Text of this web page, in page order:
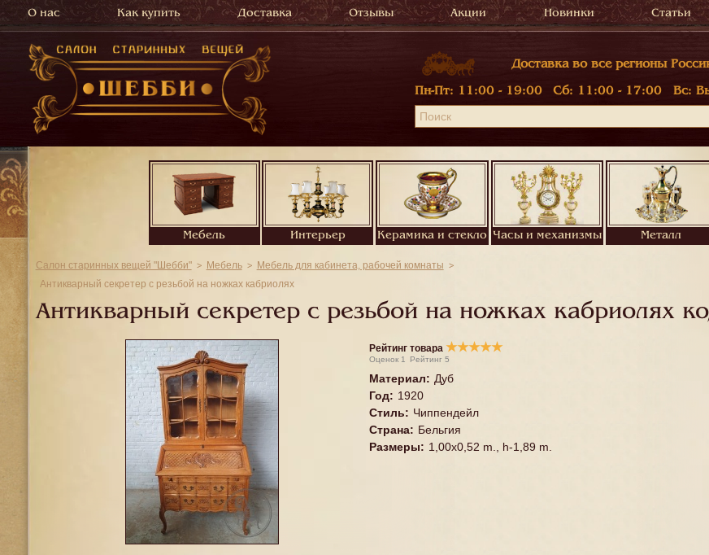
О нас Как купить Доставка Отзывы Акции Новинки Статьи
Доставка во все регионы
Пн-Пт: 11:00 - 19:00 Сб: 11:00 - 17:00 Вс:
Мебель Интерьер Керамика и стекло Часы и механизмы Металл
Салон старинных вещей "Шебби" Мебель
Мебель для кабинета, рабочей комнаты
Антикварный секретер с резьбой на ножках кабриолях
Антикварный секретер с резьбой на ножках кабриолях
Рейтинг товара ★★★★★
Оценок 1 Рейтинг 5
Материал: Дуб
Год: 1920
Стиль: Чиппендейл
Страна: Бельгия
Размеры: 1,00x0,52 m., h-1,89 m.